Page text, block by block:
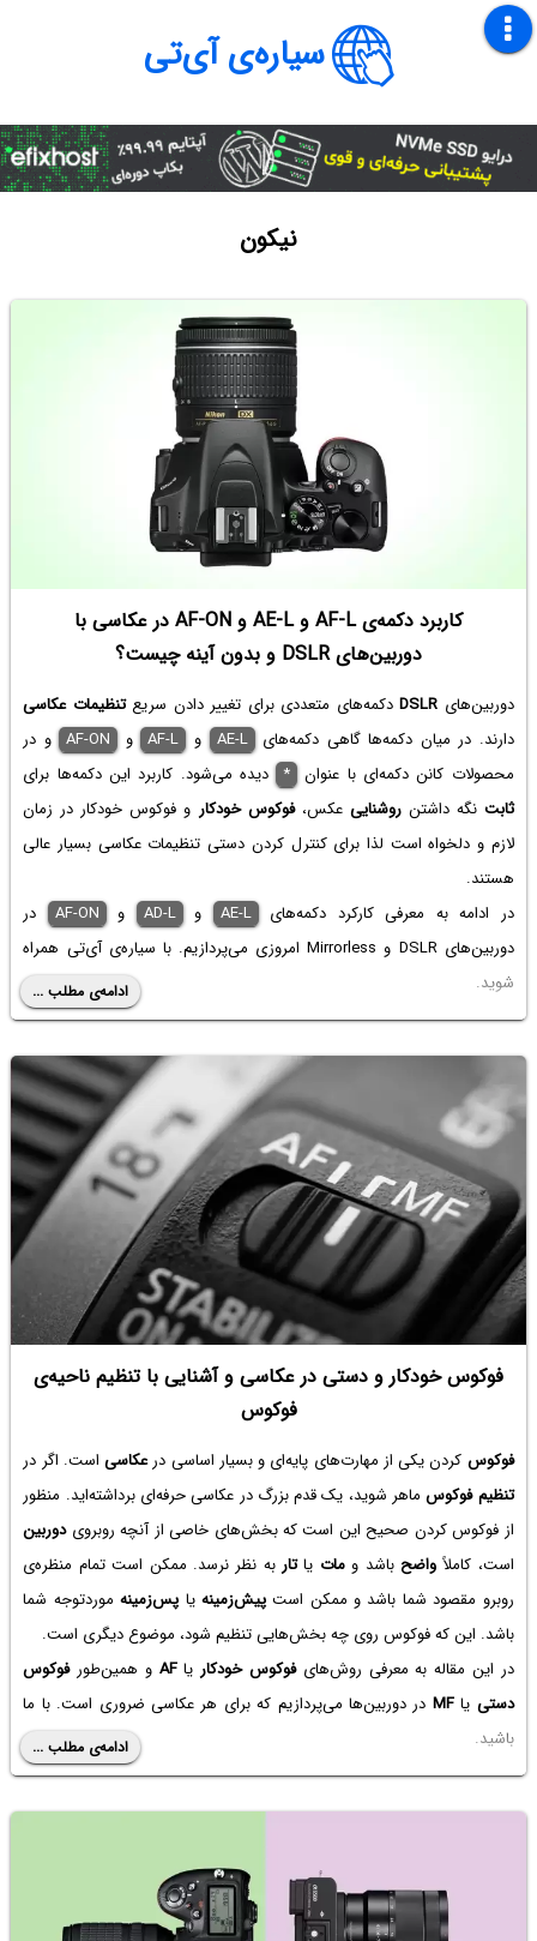
سیاره‌ی آی‌تی
نیکون
کاربرد دکمه‌ی AF-L و AE-L و AF-ON در عکاسی با
دوربین‌های DSLR و بدون آینه چیست؟
دوربین‌های DSLRدکمه‌های متعددی برای تغییر دادن سریعتنظیمات عکاسی
دارند. در میان دکمه‌ها گاهی دکمه‌های AE-L و AF-L و AF-ON و در
محصولات کانن دکمه‌ای با عنوان * دیده می‌شود. کاربرد این دکمه‌ها برای
ثابت نگه داشتنروشنایی عکس،فوکوس خودکار و فوکوس خودکار در زمان
لازم و دلخواه است لذا برای کنترل کردن دستی تنظیمات عکاسی بسیار عالی
هستند.
در ادامه به معرفی کارکرد دکمه‌های AE-L و AD-L و AF-ON در
دوربین‌های DSLR و Mirrorless امروزی می‌پردازیم. با سیاره‌ی آی‌تی همراه
شوید.
ادامه‌ی مطلب ...
فوکوس خودکار و دستی در عکاسی و آشنایی با تنظیم ناحیه‌ی
فوکوس
فوکوس کردن یکی از مهارت‌های پایه‌ای و بسیار اساسی درعکاسیاست. اگر در
تنظیم فوکوسماهر شوید، یک قدم بزرگ در عکاسی حرفه‌ای برداشته‌اید. منظور
از فوکوس کردن صحیح این است که بخش‌های خاصی از آنچه روبرویدوربین
است، کاملاًواضح باشد ومات یاتار به نظر نرسد. ممکن است تمام منظره‌ی
روبرو مقصود شما باشد و ممکن استپیش‌زمینه یا پس‌زمینهموردتوجه شما
باشد. این که فوکوس روی چه بخش‌هایی تنظیم شود، موضوع دیگری است.
در این مقاله به معرفی روش‌هایفوکوس خودکار یاAF و همین‌طورفوکوس
دستی یاMF در دوربین‌ها می‌پردازیم که برای هر عکاسی ضروری است. با ما
باشید.
ادامه‌ی مطلب ...